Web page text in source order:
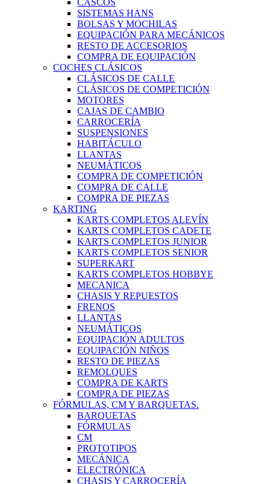
CASCOS
SISTEMAS HANS
BOLSAS Y MOCHILAS
EQUIPACIÓN PARA MECÁNICOS
RESTO DE ACCESORIOS
COMPRA DE EQUIPACIÓN
COCHES CLÁSICOS
CLÁSICOS DE CALLE
CLÁSICOS DE COMPETICIÓN
MOTORES
CAJAS DE CAMBIO
CARROCERÍA
SUSPENSIONES
HABITÁCULO
LLANTAS
NEUMÁTICOS
COMPRA DE COMPETICIÓN
COMPRA DE CALLE
COMPRA DE PIEZAS
KARTING
KARTS COMPLETOS ALEVÍN
KARTS COMPLETOS CADETE
KARTS COMPLETOS JUNIOR
KARTS COMPLETOS SENIOR
SUPERKART
KARTS COMPLETOS HOBBYE
MECANICA
CHASIS Y REPUESTOS
FRENOS
LLANTAS
NEUMÁTICOS
EQUIPACIÓN ADULTOS
EQUIPACIÓN NIÑOS
RESTO DE PIEZAS
REMOLQUES
COMPRA DE KARTS
COMPRA DE PIEZAS
FÓRMULAS, CM Y BARQUETAS.
BARQUETAS
FÓRMULAS
CM
PROTOTIPOS
MECÁNICA
ELECTRÓNICA
CHASIS Y CARROCERÍA